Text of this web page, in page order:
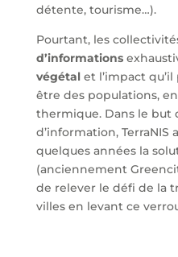
détente, tourisme…).
Pourtant, les
d’informations
végétal et l’impact
être des populations,
thermique. Dans le but
d’information, TerraNIS
quelques années la
(anciennement
de relever le défi de la
villes en levant ce